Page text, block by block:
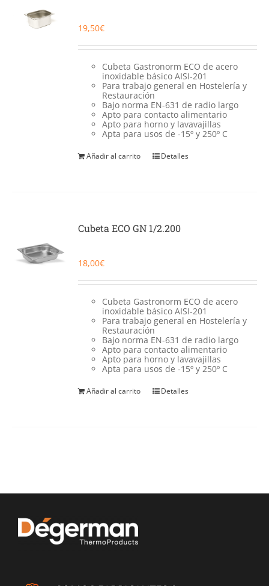
19,50€
Cubeta Gastronorm ECO de acero
inoxidable básico AISI-201
Para trabajo general en Hostelería y
Restauración
Bajo norma EN-631 de radio largo
Apto para contacto alimentario
Apto para horno y lavavajillas
Apta para usos de -15º y 250º C
Añadir al carrito Detalles
Cubeta ECO GN 1/2.200
18,00€
Cubeta Gastronorm ECO de acero
inoxidable básico AISI-201
Para trabajo general en Hostelería y
Restauración
Bajo norma EN-631 de radio largo
Apto para contacto alimentario
Apto para horno y lavavajillas
Apta para usos de -15º y 250º C
Añadir al carrito Detalles